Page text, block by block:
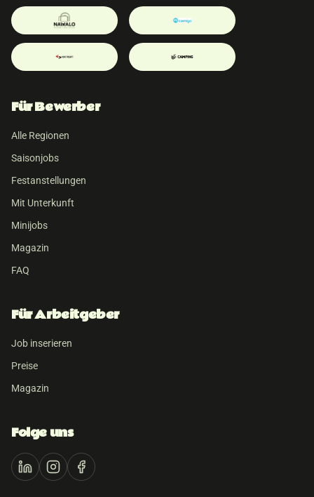
Für Bewerber
Alle Regionen
Saisonjobs
Festanstellungen
Mit Unterkunft
Minijobs
Magazin
FAQ
Für Arbeitgeber
Job inserieren
Preise
Magazin
Folge uns